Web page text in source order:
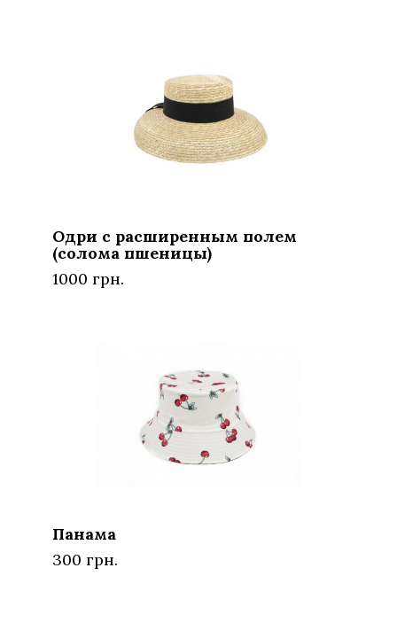
Одри с расширенным полем
(солома пшеницы)
1000 грн.
Панама
300 грн.